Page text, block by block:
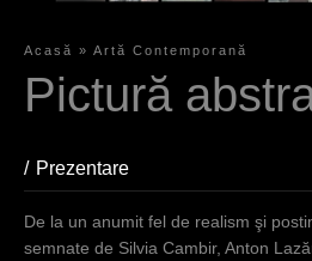
S
e
i
Acasă » Artă Contemporană
Pictură
Prezentare
De la un anumit fel de realism şi
semnate de Silvia Cambir, Anton